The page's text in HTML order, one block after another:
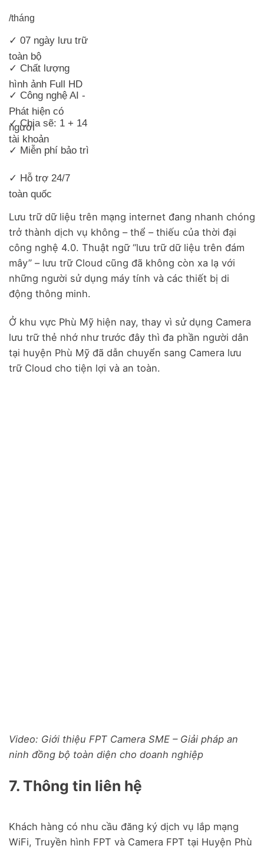
/tháng
✓ 07 ngày lưu trữ
toàn bộ
✓ Chất lượng
hình ảnh Full HD
✓ Công nghệ AI -
Phát hiện có
người
✓ Chia sẽ: 1 + 14
tài khoản
✓ Miễn phí bảo trì
✓ Hỗ trợ 24/7
toàn quốc
Lưu trữ dữ liệu trên mạng internet đang nhanh chóng
trở thành dịch vụ không – thể – thiếu của thời đại
công nghệ 4.0. Thuật ngữ “lưu trữ dữ liệu trên đám
mây” – lưu trữ Cloud cũng đã không còn xa lạ với
những người sử dụng máy tính và các thiết bị di
động thông minh.
Ở khu vực Phù Mỹ hiện nay, thay vì sử dụng Camera
lưu trữ thẻ nhớ như trước đây thì đa phần người dân
tại huyện Phù Mỹ đã dẫn chuyển sang Camera lưu
trữ Cloud cho tiện lợi và an toàn.
Video: Giới thiệu FPT Camera SME – Giải pháp an
ninh đồng bộ toàn diện cho doanh nghiệp
7. Thông tin liên hệ
Khách hàng có nhu cầu đăng ký dịch vụ lắp mạng
WiFi, Truyền hình FPT và Camera FPT tại Huyện Phù